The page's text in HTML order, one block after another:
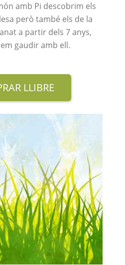
amb Pi descobrim els
però també els de la
a partir dels 7 anys,
gaudir amb ell.
LLIBRE